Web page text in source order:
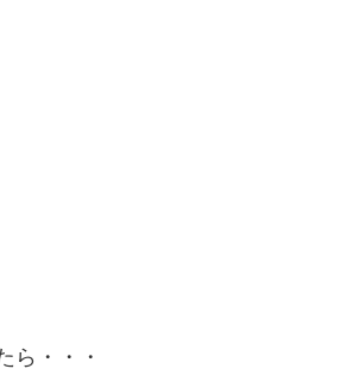
ら・・・